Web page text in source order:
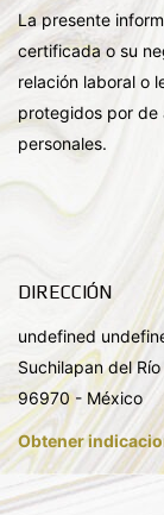
La presente
certificada o su
relación laboral o
protegidos por de
personales.
DIRECCIÓN
undefined
Suchilapan del
96970 - México
Obtener